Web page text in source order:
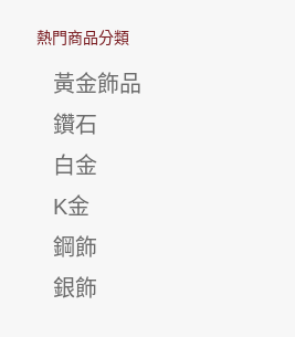
熱門商品分類
黃金飾品
鑽石
白金
K金
鋼飾
銀飾